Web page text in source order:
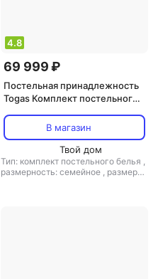
4.8
69 999 ₽
Постельная принадлежность
Togas Комплект постельного
СемейныйВ магазин
Твой дом
Тип: комплект постельного белья ,
размерность: семейное , размер